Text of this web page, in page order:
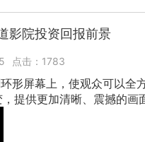
影院投资回报前景
点击： 1783
屏幕上，使观众可以全
提供更加清晰、震撼的画